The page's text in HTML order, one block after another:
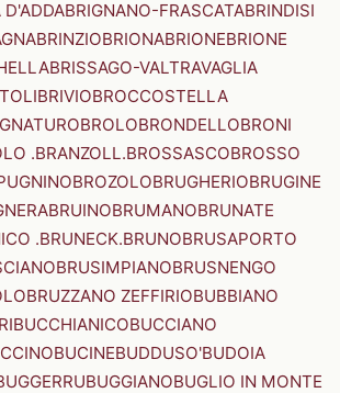
D'ADDABRIGNANO-FRASCATABRINDISI
BRINZIOBRIONABRIONEBRIONE
BRISSAGO-VALTRAVAGLIA
BRIVIOBROCCOSTELLA
BROLOBRONDELLOBRONI
.BRANZOLL.BROSSASCOBROSSO
BROZOLOBRUGHERIOBRUGINE
BRUINOBRUMANOBRUNATE
.BRUNECK.BRUNOBRUSAPORTO
BRUSIMPIANOBRUSNENGO
BRUZZANO ZEFFIRIOBUBBIANO
BUCCHIANICOBUCCIANO
BUCINEBUDDUSO'BUDOIA
BUGGIANOBUGLIO IN MONTE